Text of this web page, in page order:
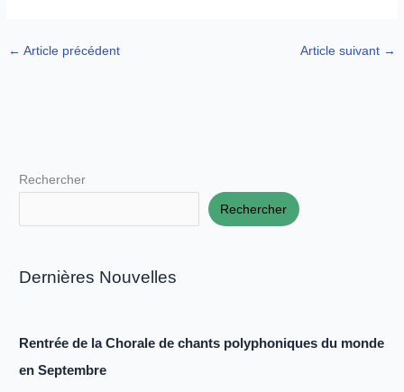
← Article précédent Article suivant →
Rechercher
Rechercher
Dernières Nouvelles
Rentrée de la Chorale de chants polyphoniques du monde
en Septembre